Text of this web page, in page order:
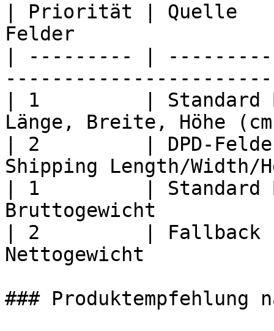
| Priorität |
Felder
| --------- |
| 1         | Standard
Länge, Breite,
| 2         | DPD-
Shipping Length/Width/
| 1         |
Bruttogewicht
| 2         |
Nettogewicht
### Produktempfehlung